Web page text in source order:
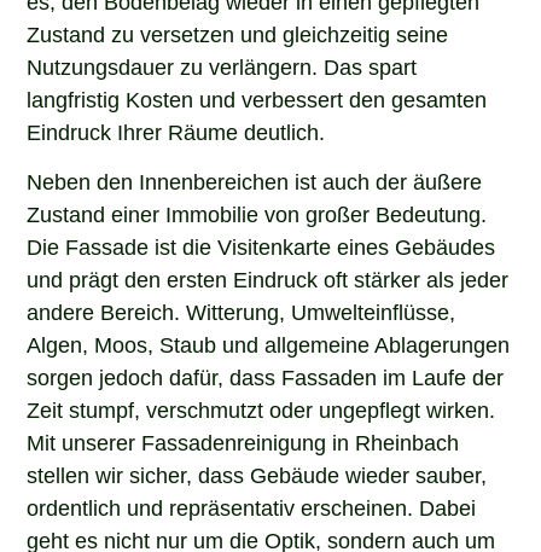
Zustand zu versetzen und gleichzeitig seine
Nutzungsdauer zu verlängern. Das spart
langfristig Kosten und verbessert den gesamten
Eindruck Ihrer Räume deutlich.
Neben den Innenbereichen ist auch der äußere
Zustand einer Immobilie von großer Bedeutung.
Die Fassade ist die Visitenkarte eines Gebäudes
und prägt den ersten Eindruck oft stärker als jeder
andere Bereich. Witterung, Umwelteinflüsse,
Algen, Moos, Staub und allgemeine Ablagerungen
sorgen jedoch dafür, dass Fassaden im Laufe der
Zeit stumpf, verschmutzt oder ungepflegt wirken.
Mit unserer Fassadenreinigung in Rheinbach
stellen wir sicher, dass Gebäude wieder sauber,
ordentlich und repräsentativ erscheinen. Dabei
geht es nicht nur um die Optik, sondern auch um